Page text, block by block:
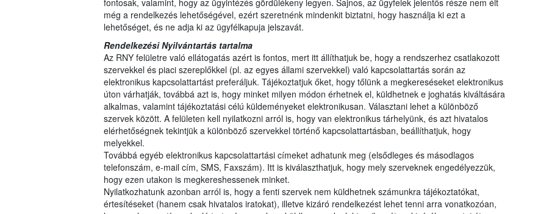
fontosak, valamint, hogy az ügyintézés gördülékeny legyen. Sajnos, az ügyfelek jelentős része nem élt
még a rendelkezés lehetőségével, ezért szeretnénk mindenkit biztatni, hogy használja ki ezt a
lehetőséget, és ne adja ki az ügyfélkapuja jelszavát.
Rendelkezési Nyilvántartás tartalma
Az RNY felületre való ellátogatás azért is fontos, mert itt állíthatjuk be, hogy a rendszerhez csatlakozott
szervekkel és piaci szereplőkkel (pl. az egyes állami szervekkel) való kapcsolattartás során az
elektronikus kapcsolattartást preferáljuk. Tájékoztatjuk őket, hogy tőlünk a megkereséseket elektronikus
úton várhatják, továbbá azt is, hogy minket milyen módon érhetnek el, küldhetnek e joghatás kiváltására
alkalmas, valamint tájékoztatási célú küldeményeket elektronikusan. Választani lehet a különböző
szervek között. A felületen kell nyilatkozni arról is, hogy van elektronikus tárhelyünk, és azt hivatalos
elérhetőségnek tekintjük a különböző szervekkel történő kapcsolattartásban, beállíthatjuk, hogy
melyekkel.
Továbbá egyéb elektronikus kapcsolattartási címeket adhatunk meg (elsődleges és másodlagos
telefonszám, e-mail cím, SMS, Faxszám). Itt is kiválaszthatjuk, hogy mely szerveknek engedélyezzük,
hogy ezen utakon is megkereshessenek minket.
Nyilatkozhatunk azonban arról is, hogy a fenti szervek nem küldhetnek számunkra tájékoztatókat,
értesítéseket (hanem csak hivatalos iratokat), illetve kizáró rendelkezést lehet tenni arra vonatkozóan,